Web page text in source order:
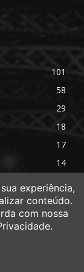
101
58
29
18
17
14
experiência,
conteúdo.
com nossa